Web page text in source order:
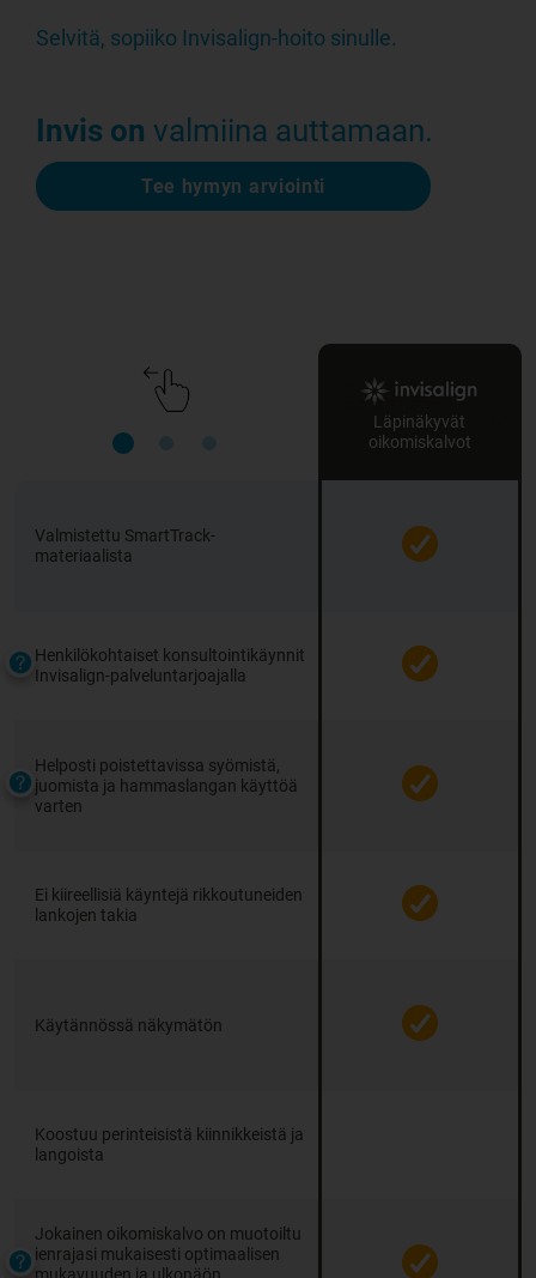
Selvitä, sopiiko Invisalign-hoito sinulle.
Invis on valmiina auttamaan.
Tee hymyn arviointi
Valmistettu SmartTrack-
materiaalista
Henkilökohtaiset konsultointikäynnit
Invisalign-palveluntarjoajalla
Helposti poistettavissa syömistä,
juomista ja hammaslangan käyttöä
varten
Ei kiireellisiä käyntejä rikkoutuneiden
lankojen takia
Käytännössä näkymätön
Koostuu perinteisistä kiinnikkeistä ja
langoista
Jokainen oikomiskalvo on muotoiltu
ienrajasi mukaisesti optimaalisen
Läpinäkyvät
oikomiskalvot